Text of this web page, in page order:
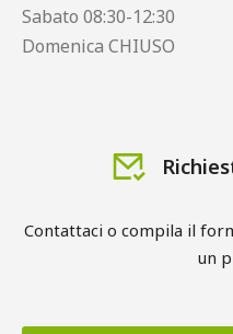
Sabato 08:30-12:30
Domenica CHIUSO
Contattaci o compila il
un